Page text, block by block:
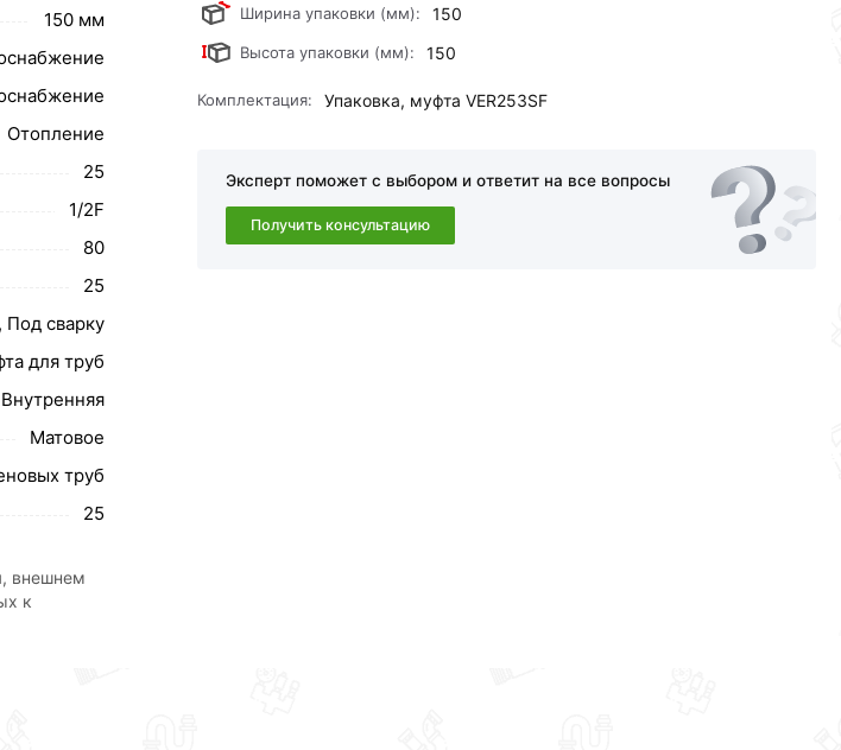
150 мм
Отопление
25
1/2F
80
25
Под сварку
для труб
Внутренняя
Матовое
труб
25
внешнем
к
Ширина упаковки (мм): 150
Высота упаковки (мм): 150
Комплектация: Упаковка, муфта VER253SF
Эксперт поможет с выбором и ответит на все вопросы
Получить консультацию